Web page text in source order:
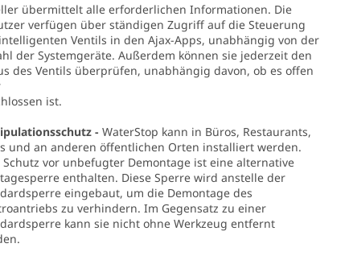
übermittelt alle erforderlichen Informationen. Die
verfügen über ständigen Zugriff auf die Steuerung
Ventils in den Ajax-Apps, unabhängig von der
der Systemgeräte. Außerdem können sie jederzeit den
des Ventils überprüfen, unabhängig davon, ob es offen
ist.
- WaterStop kann in Büros, Restaurants,
und an anderen öffentlichen Orten installiert werden.
Schutz vor unbefugter Demontage ist eine alternative
enthalten. Diese Sperre wird anstelle der
eingebaut, um die Demontage des
zu verhindern. Im Gegensatz zu einer
kann sie nicht ohne Werkzeug entfernt